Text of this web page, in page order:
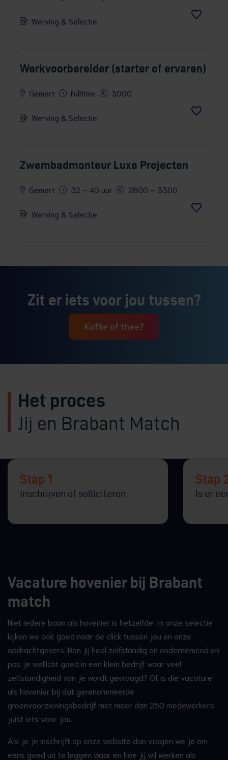
Werving & Selectie
Werkvoorbereider (starter of ervaren)
Gemert Fulltime 3000
Werving & Selectie
Zwembadmonteur Luxe Projecten
Gemert 32 – 40 uur 2800 – 3300
Werving & Selectie
Zit er iets voor jou tussen?
Koffie of thee?
Het proces
Jij en Brabant Match
Stap 1
Inschrijven of solliciteren
Stap
Is er
Vacature hovenier bij Brabant
match
Niet iedere baan als hovenier is hetzelfde. In onze selectie
kijken we ook goed naar de click tussen jou en onze
opdrachtgevers. Ben jij heel zelfstandig en ondernemend en
pas je wellicht goed in een klein bedrijf waar veel
zelfstandigheid van je wordt gevraagd? Of is die vacature
als hovenier bij dat gerenommeerde
groenvoorzieningsbedrijf met meer dan 250 medewerkers
juist iets voor jou.
Als je je inschrijft op onze website dan vragen we je om
eens goed uit te leggen waar en hoe jij wil werken als